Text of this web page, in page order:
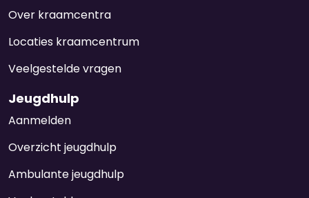
Over kraamcentra
Locaties kraamcentrum
Veelgestelde vragen
Jeugdhulp
Aanmelden
Overzicht jeugdhulp
Ambulante jeugdhulp